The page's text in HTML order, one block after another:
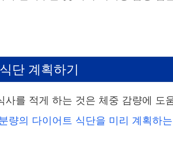
단 계획하기
사를 적게 하는 것은 체중 감량에 도
량의 다이어트 식단을 미리 계획하